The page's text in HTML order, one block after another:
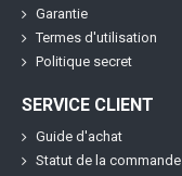
Garantie
Termes d'utilisation
Politique secret
SERVICE CLIENT
Guide d'achat
Statut de la commande